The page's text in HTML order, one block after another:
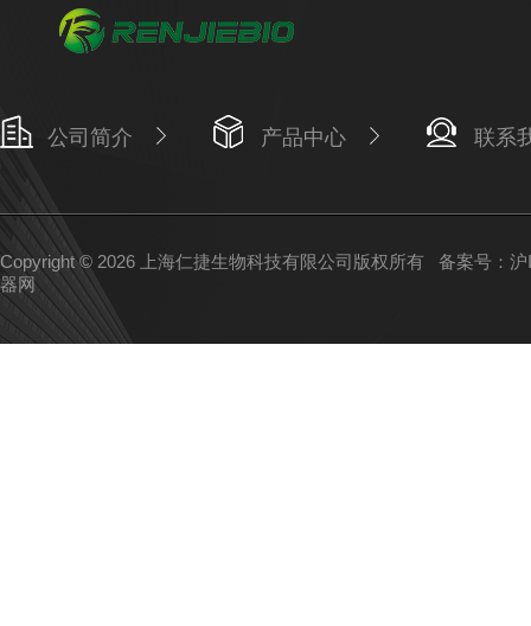
公司简介 产品中心 联系
Copyright © 2026 上海仁捷生物科技有限公司版权所有 备案号：
器网